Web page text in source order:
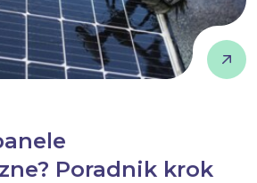
Poradnik krok